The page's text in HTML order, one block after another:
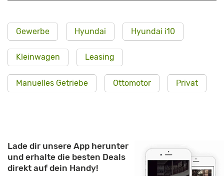
Gewerbe Hyundai Hyundai i10
Kleinwagen Leasing
Manuelles Getriebe Ottomotor Privat
Lade dir unsere App herunter
und erhalte die besten Deals
direkt auf dein Handy!